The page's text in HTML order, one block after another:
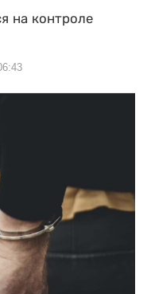
на контроле